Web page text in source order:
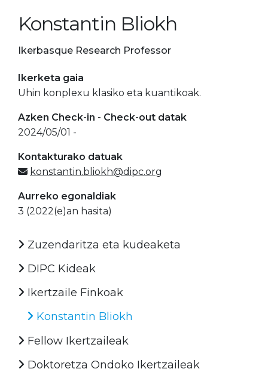
Konstantin Bliokh
Ikerbasque Research Professor
Ikerketa gaia
Uhin konplexu klasiko eta kuantikoak.
Azken Check-in - Check-out datak
2024/05/01 -
Kontakturako datuak
konstantin.bliokh@dipc.org
Aurreko egonaldiak
3 (2022(e)an hasita)
Zuzendaritza eta kudeaketa
DIPC Kideak
Ikertzaile Finkoak
Konstantin Bliokh
Fellow Ikertzaileak
Doktoretza Ondoko Ikertzaileak